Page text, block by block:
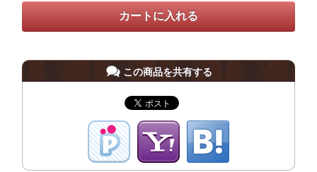
この商品を共有する